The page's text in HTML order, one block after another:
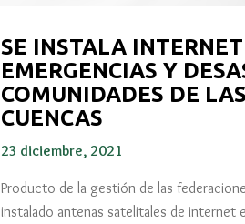
SE INSTALA
EMERGENCIAS Y
COMUNIDADES DE
CUENCAS
23 diciembre, 2021
Producto de la gestión de las
instalado antenas satelitales de internet